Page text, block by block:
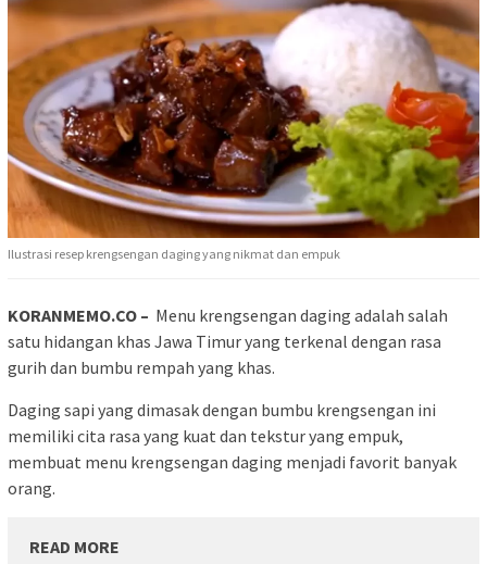
Ilustrasi resep krengsengan daging yang nikmat dan empuk
KORANMEMO.CO – Menu krengsengan daging adalah salah
satu hidangan khas Jawa Timur yang terkenal dengan rasa
gurih dan bumbu rempah yang khas.
Daging sapi yang dimasak dengan bumbu krengsengan ini
memiliki cita rasa yang kuat dan tekstur yang empuk,
membuat menu krengsengan daging menjadi favorit banyak
orang.
READ MORE